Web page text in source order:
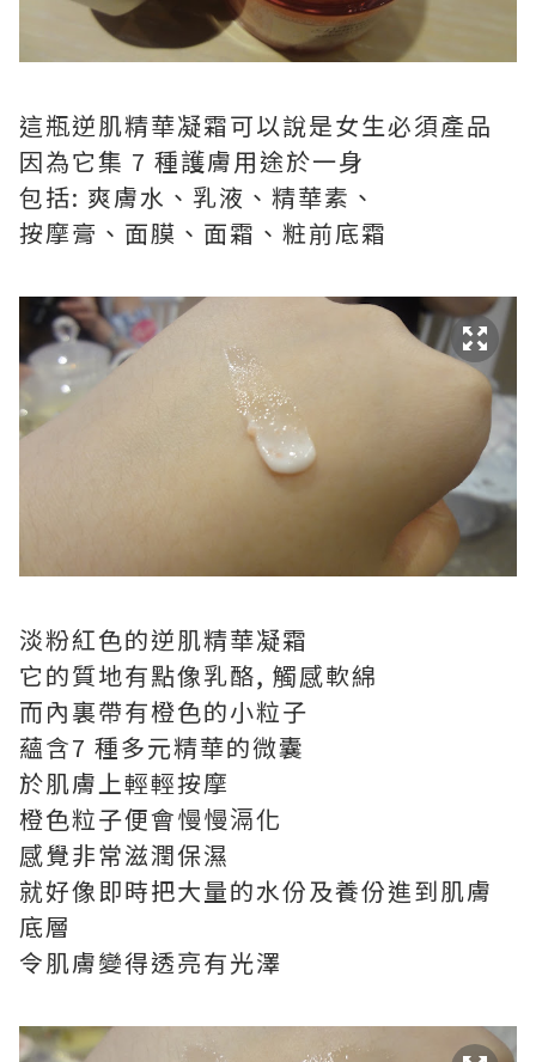
這瓶逆肌精華凝霜可以說是女生必須產品
因為它集 7 種護膚用途於一身
包括: 爽膚水、乳液、精華素、
按摩膏、面膜、面霜、粧前底霜
淡粉紅色的逆肌精華凝霜
它的質地有點像乳酪, 觸感軟綿
而內裏帶有橙色的小粒子
蘊含7 種多元精華的微囊
於肌膚上輕輕按摩
橙色粒子便會慢慢滆化
感覺非常滋潤保濕
就好像即時把大量的水份及養份進到肌膚
底層
令肌膚變得透亮有光澤